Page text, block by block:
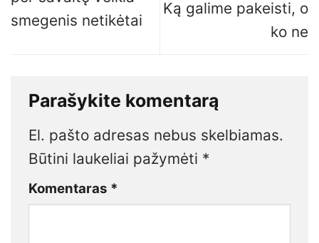
smegenis netikėtai
Ką galime pakeisti, o
ko ne
Parašykite komentarą
El. pašto adresas nebus skelbiamas.
Būtini laukeliai pažymėti *
Komentaras *